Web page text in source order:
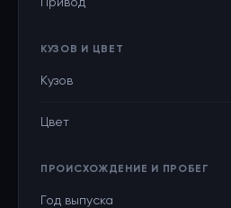
Привод
КУЗОВ И ЦВЕТ
Кузов
Цвет
ПРОИСХОЖДЕНИЕ И ПРОБЕГ
Год выпуска